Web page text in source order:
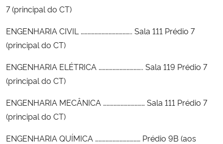
7 (principal do CT)
ENGENHARIA CIVIL …………………………………….. Sala 111 Prédio 7
(principal do CT)
ENGENHARIA ELÉTRICA ……………………………….. Sala 119 Prédio 7
(principal do CT)
ENGENHARIA MECÂNICA ……………………………… Sala 111 Prédio 7
(principal do CT)
ENGENHARIA QUÍMICA ………………………………… Prédio 9B (aos